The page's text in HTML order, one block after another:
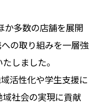
か多数の店舗を展開
の取り組みを一層強
しました。
活性化や学生支援に
社会の実現に貢献